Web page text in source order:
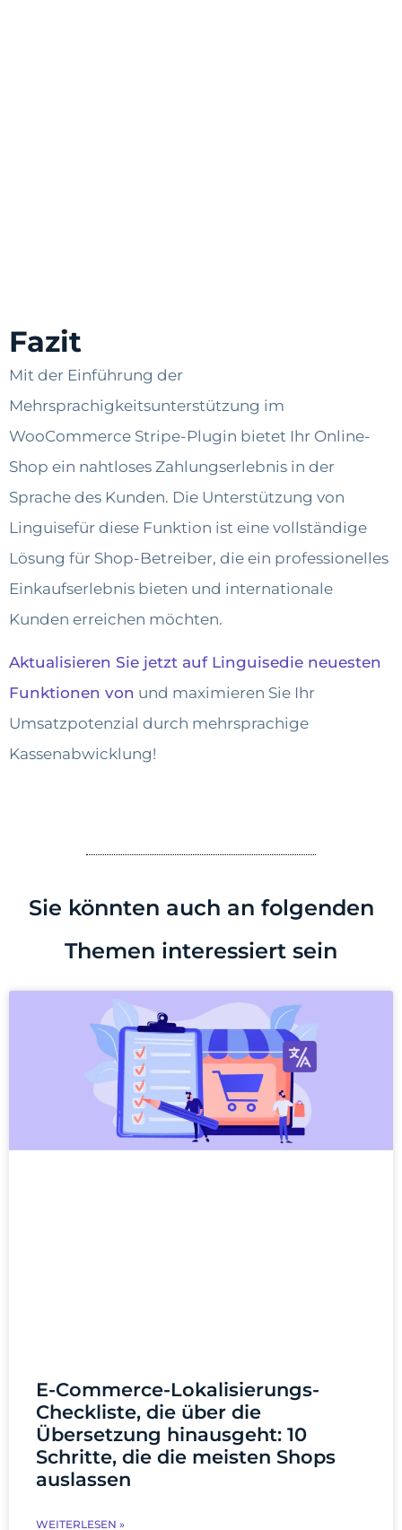
Fazit
Mit der Einführung der
Mehrsprachigkeitsunterstützung im
WooCommerce Stripe-Plugin bietet Ihr Online-
Shop ein nahtloses Zahlungserlebnis in der
Sprache des Kunden. Die Unterstützung von
Linguisefür diese Funktion ist eine vollständige
Lösung für Shop-Betreiber, die ein professionelles
Einkaufserlebnis bieten und internationale
Kunden erreichen möchten.
Aktualisieren Sie jetzt auf Linguisedie neuesten
Funktionen von und maximieren Sie Ihr
Umsatzpotenzial durch mehrsprachige
Kassenabwicklung!
Sie könnten auch an folgenden
Themen interessiert sein
E-Commerce-Lokalisierungs-
Checkliste, die über die
Übersetzung hinausgeht: 10
Schritte, die die meisten Shops
auslassen
WEITERLESEN »